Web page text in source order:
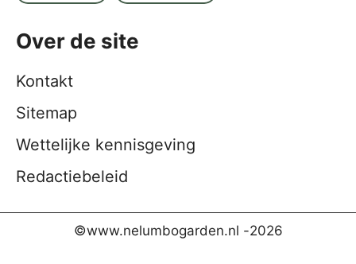
Over de site
Kontakt
Sitemap
Wettelijke kennisgeving
Redactiebeleid
©www.nelumbogarden.nl -2026